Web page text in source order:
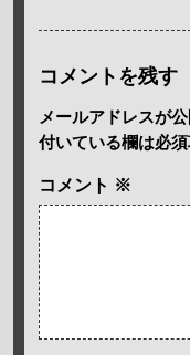
コメントを残す
メールアドレスが
付いている欄は必
コメント ※